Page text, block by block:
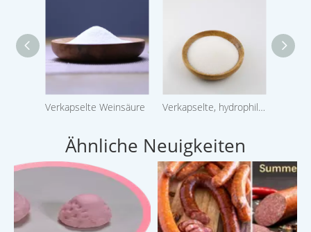
Verkapselte Weinsäure Verkapselte, hydrophile Apfelsäure
Ähnliche Neuigkeiten